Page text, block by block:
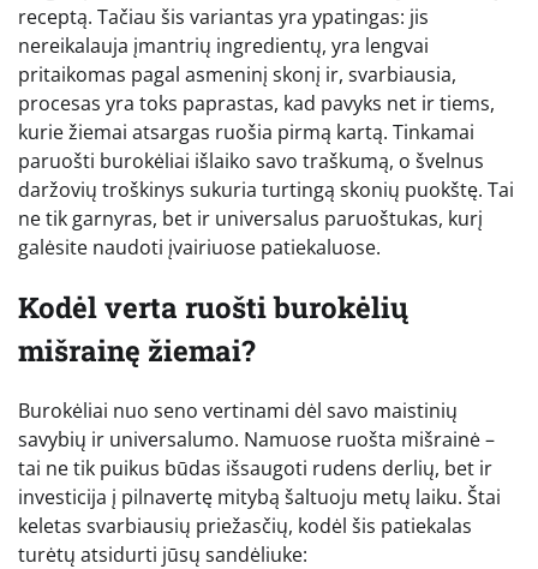
receptą. Tačiau šis variantas yra ypatingas: jis
nereikalauja įmantrių ingredientų, yra lengvai
pritaikomas pagal asmeninį skonį ir, svarbiausia,
procesas yra toks paprastas, kad pavyks net ir tiems,
kurie žiemai atsargas ruošia pirmą kartą. Tinkamai
paruošti burokėliai išlaiko savo traškumą, o švelnus
daržovių troškinys sukuria turtingą skonių puokštę. Tai
ne tik garnyras, bet ir universalus paruoštukas, kurį
galėsite naudoti įvairiuose patiekaluose.
Kodėl verta ruošti burokėlių
mišrainę žiemai?
Burokėliai nuo seno vertinami dėl savo maistinių
savybių ir universalumo. Namuose ruošta mišrainė –
tai ne tik puikus būdas išsaugoti rudens derlių, bet ir
investicija į pilnavertę mitybą šaltuoju metų laiku. Štai
keletas svarbiausių priežasčių, kodėl šis patiekalas
turėtų atsidurti jūsų sandėliuke: